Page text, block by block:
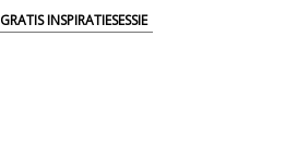
GRATIS INSPIRATIESESSIE